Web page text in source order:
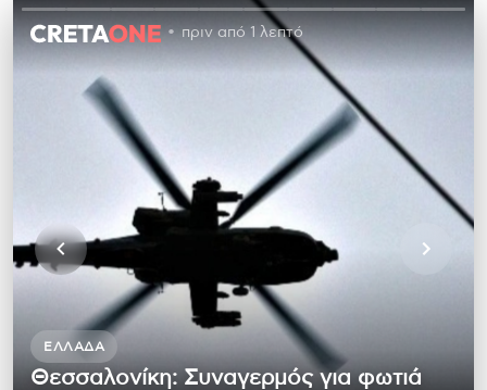
πριν από 1 λεπτό
ΕΛΛΆΔΑ
Θεσσαλονίκη: Συναγερμός για φωτιά